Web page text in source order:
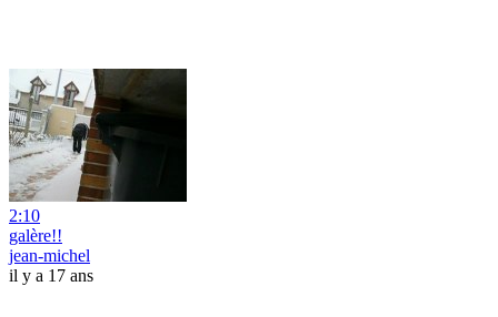
2:10
galère!!
jean-michel
il y a 17 ans